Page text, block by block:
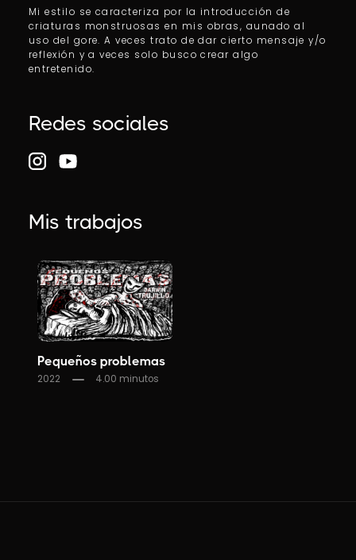
Mi estilo se caracteriza por la introducción de
criaturas monstruosas en mis obras, aunado al
uso del gore. A veces trato de dar cierto mensaje y/o
reflexión y a veces solo busco crear algo
entretenido.
Redes sociales
Mis trabajos
Pequeños problemas
2022 4.00 minutos